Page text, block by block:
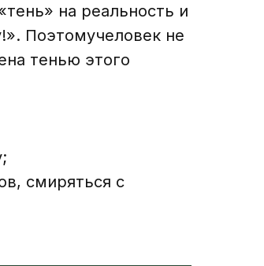
на реальность и
Поэтомучеловек не
тенью этого
смиряться с